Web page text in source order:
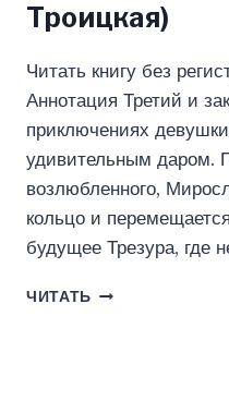
Троицкая)
Читать книгу без
Аннотация Третий и
приключениях
удивительным даром.
возлюбленного,
кольцо и
будущее Трезура, где
ЧИТАТЬ ВОЗРОЖДЁННАЯ